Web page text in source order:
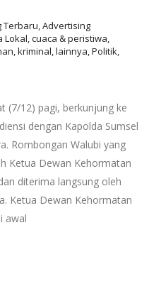
Terbaru, Advertising
cuaca & peristiwa,
kriminal, lainnya, Politik,
(7/12) pagi, berkunjung ke
dengan Kapolda Sumsel
Rombongan Walubi yang
Ketua Dewan Kehormatan
diterima langsung oleh
Ketua Dewan Kehormatan
awal